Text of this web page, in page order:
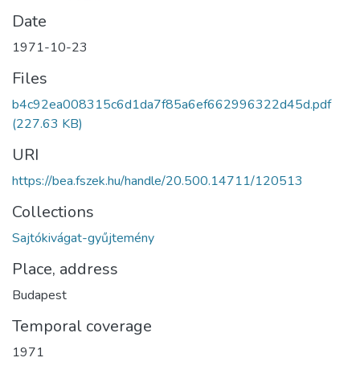
Date
1971-10-23
Files
b4c92ea008315c6d1da7f85a6ef662996322d45d.pdf
(227.63 KB)
URI
https://bea.fszek.hu/handle/20.500.14711/120513
Collections
Sajtókivágat-gyűjtemény
Place, address
Budapest
Temporal coverage
1971